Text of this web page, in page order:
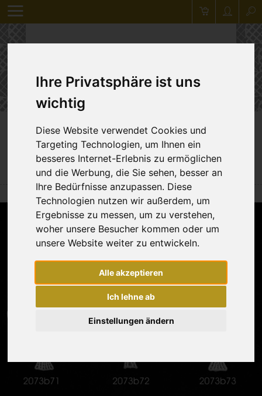
Ihre Privatsphäre ist uns
wichtig
Diese Website verwendet Cookies und
Targeting Technologien, um Ihnen ein
besseres Internet-Erlebnis zu ermöglichen
und die Werbung, die Sie sehen, besser an
Ihre Bedürfnisse anzupassen. Diese
Technologien nutzen wir außerdem, um
Ergebnisse zu messen, um zu verstehen,
woher unsere Besucher kommen oder um
unsere Website weiter zu entwickeln.
Alle akzeptieren
Ich lehne ab
Einstellungen ändern
Zurück
Anhänger "Bäume"